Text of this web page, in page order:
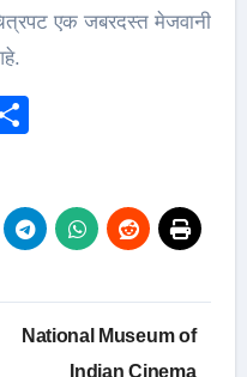
एक जबरदस्त मेजवानी
National Museum of
Indian Cinema